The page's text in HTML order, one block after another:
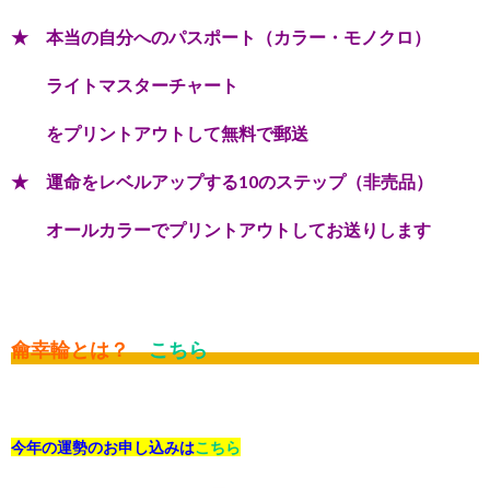
★ 本当の自分へのパスポート（カラー・モノクロ）
ライトマスターチャート
をプリントアウトして無料で郵送
★ 運命をレベルアップする10のステップ（非売品）
オールカラーでプリントアウトしてお送りします
龠幸輪とは？ こちら
今年の運勢のお申し込みはこちら